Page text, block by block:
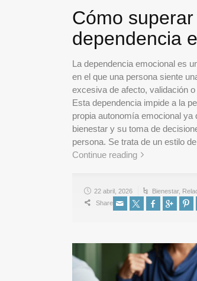
Cómo
dependencia
La dependencia emocional es
en el que una persona siente
excesiva de afecto, validación
Esta dependencia impide a la
propia autonomía emocional ya
bienestar y su toma de
persona. Se trata de un estilo
Continue reading
22 abril, 2026 Bienestar,
Share